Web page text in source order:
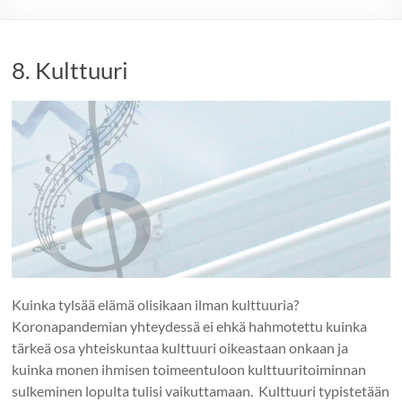
8. Kulttuuri
Kuinka tylsää elämä olisikaan ilman kulttuuria?
Koronapandemian yhteydessä ei ehkä hahmotettu kuinka
tärkeä osa yhteiskuntaa kulttuuri oikeastaan onkaan ja
kuinka monen ihmisen toimeentuloon kulttuuritoiminnan
sulkeminen lopulta tulisi vaikuttamaan. Kulttuuri typistetään